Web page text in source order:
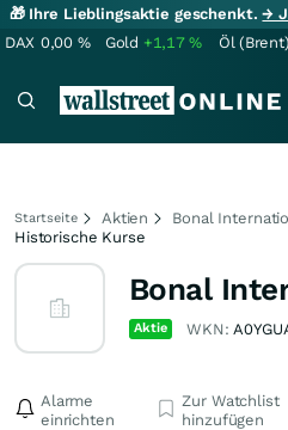
🎁 Ihre Lieblingsaktie geschenkt.→
DAX 0,00 % Gold +1,17% Öl (Brent)
Startseite Aktien
Bonal
Historische Kurse
Bonal
Aktie WKN:
Alarme
einrichten
Zur Watchlist
hinzufügen